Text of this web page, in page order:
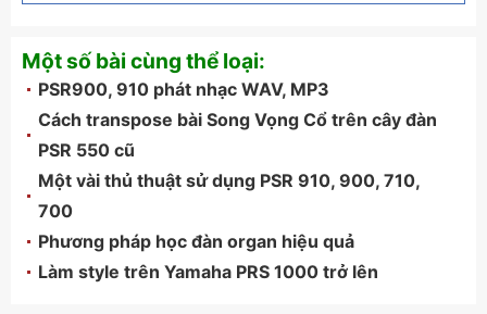
Một số bài cùng thể loại:
PSR900, 910 phát nhạc WAV, MP3
Cách transpose bài Song Vọng Cổ trên cây đàn
PSR 550 cũ
Một vài thủ thuật sử dụng PSR 910, 900, 710,
700
Phương pháp học đàn organ hiệu quả
Làm style trên Yamaha PRS 1000 trở lên